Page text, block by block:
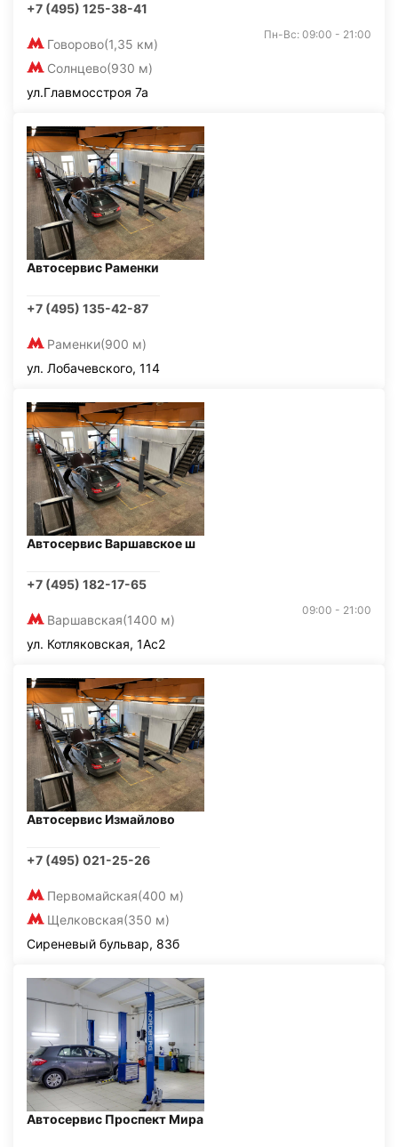
+7 (495) 125-38-41
Говорово(1,35 км)
Солнцево(930 м)
Пн-Вс: 09:00 - 21:00
ул.Главмосстроя 7а
Автосервис Раменки
+7 (495) 135-42-87
Раменки(900 м)
ул. Лобачевского, 114
Автосервис Варшавское ш
+7 (495) 182-17-65
Варшавская(1400 м)
09:00 - 21:00
ул. Котляковская, 1Ас2
Автосервис Измайлово
+7 (495) 021-25-26
Первомайская(400 м)
Щелковская(350 м)
Сиреневый бульвар, 83б
Автосервис Проспект Мира